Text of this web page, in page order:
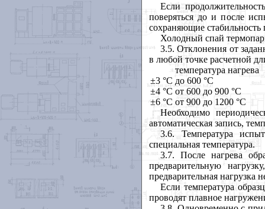
Если
поверяться до и после
сохраняющие
Холодный спай
3.5. Отклонения от
в любой точке расчетной
температура нагрева
±3 °С до 600 °С
±4 °С от 600 до 900 °С
±6 °С от 900 до 1200 °С
Необходимо
автоматическая запись,
3.6. Температура
специальная температура.
3.7. После нагрева
предварительную
предварительная
Если температура
проводят плавное